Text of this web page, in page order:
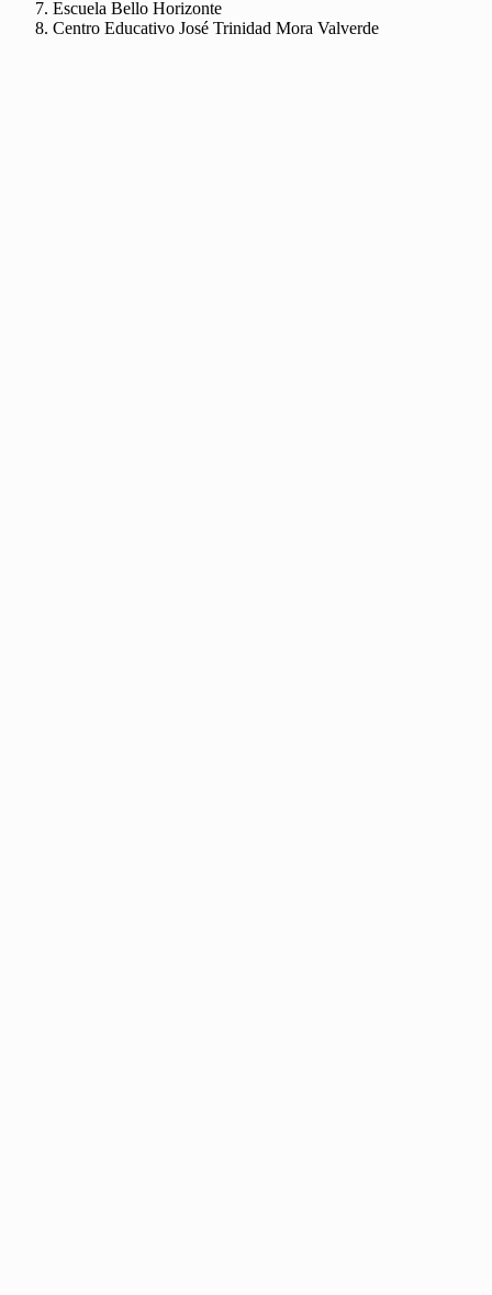
Escuela Bello Horizonte
Centro Educativo José Trinidad Mora Valverde